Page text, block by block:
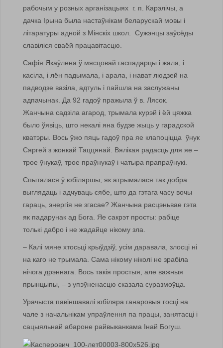
рабочым у розных арганізацыях г. п. Карэлічы, а
дачка Ірына была настаўнікам беларускай мовы і
літаратуры адной з Мінскіх школ. Сужэнцы заўсёды
славіліся сваёй працавітасцю.
Сафія Якаўлена ў мясцовай гаспадарцы і жала, і
касіла, і лён падымала, і арала, і нават людзей на
падводзе вазіла, адтуль і пайшла на заслужаны
адпачынак. Да 92 гадоў пражыла ў в. Лясок.
Жанчына садзіла агарод, трымала курэй і ёй цяжка
было ўявіць, што некалі яна будзе жыць у гарадской
кватэры. Вось ўжо пяць гадоў пра яе клапоціцца ўнук
Сяргей з жонкай Таццянай. Вялікая радасць для яе –
трое ўнукаў, трое праўнукаў і чатыра прапраўнукі.
Спыталася ў юбіляршы, як атрымалася так добра
выглядаць і адчуваць сябе, што да гэтага часу вочы
гараць, энергія не згасае? Жанчына расцэньвае гэта
як падарунак ад Бога. Яе сакрэт просты: рабіце
толькі дабро і не жадайце нікому зла.
– Калі мяне хтосьці крыўдзіў, усім даравала, злосці ні
на каго не трымала. Сама нікому ніколі не зрабіла
нічога дрэннага. Вось такія простыя, але важныя
прынцыпы, – з упэўненасцю сказала суразмоўца.
Урачыста павіншавалі юбіляра ганаровыя госці на
чале з начальнікам упраўлення па працы, занятасці і
сацыяльнай абароне райвыканкама Інай Богуш.